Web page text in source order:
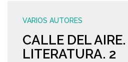
VARIOS AUTORES
CALLE DEL
LITERATURA. 2